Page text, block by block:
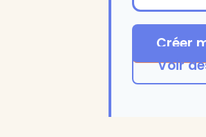
Créer
Voir